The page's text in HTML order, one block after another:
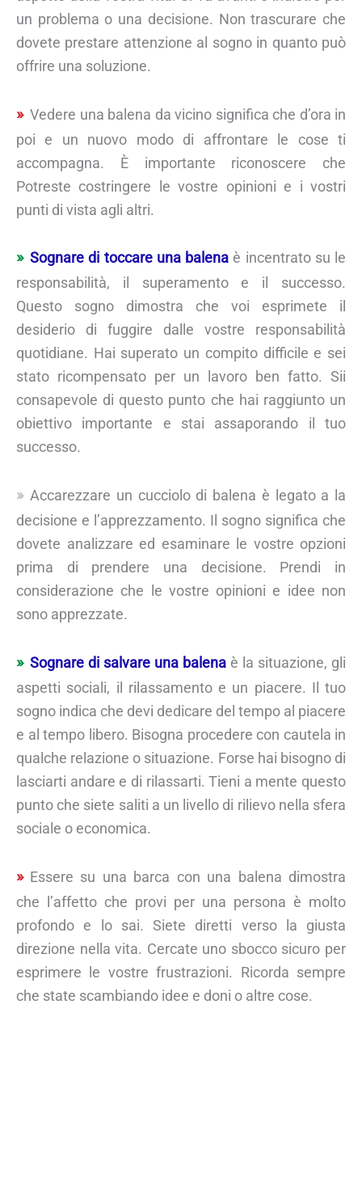
un problema o una decisione. Non trascurare che
dovete prestare attenzione al sogno in quanto può
offrire una soluzione.
Vedere una balena da vicino significa che d’ora in
poi e un nuovo modo di affrontare le cose ti
accompagna. È importante riconoscere che
Potreste costringere le vostre opinioni e i vostri
punti di vista agli altri.
Sognare di toccare una balena è incentrato su le
responsabilità, il superamento e il successo.
Questo sogno dimostra che voi esprimete il
desiderio di fuggire dalle vostre responsabilità
quotidiane. Hai superato un compito difficile e sei
stato ricompensato per un lavoro ben fatto. Sii
consapevole di questo punto che hai raggiunto un
obiettivo importante e stai assaporando il tuo
successo.
Accarezzare un cucciolo di balena è legato a la
decisione e l’apprezzamento. Il sogno significa che
dovete analizzare ed esaminare le vostre opzioni
prima di prendere una decisione. Prendi in
considerazione che le vostre opinioni e idee non
sono apprezzate.
Sognare di salvare una balena è la situazione, gli
aspetti sociali, il rilassamento e un piacere. Il tuo
sogno indica che devi dedicare del tempo al piacere
e al tempo libero. Bisogna procedere con cautela in
qualche relazione o situazione. Forse hai bisogno di
lasciarti andare e di rilassarti. Tieni a mente questo
punto che siete saliti a un livello di rilievo nella sfera
sociale o economica.
Essere su una barca con una balena dimostra
che l’affetto che provi per una persona è molto
profondo e lo sai. Siete diretti verso la giusta
direzione nella vita. Cercate uno sbocco sicuro per
esprimere le vostre frustrazioni. Ricorda sempre
che state scambiando idee e doni o altre cose.